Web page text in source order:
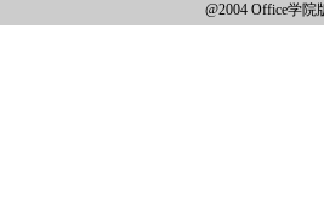
@2004 Office学院